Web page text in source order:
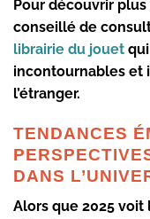
Pour découvrir plus
conseillé de
librairie du jouet
incontournables et
l’étranger.
TENDANCES
DANS
Alors que 2025 voit